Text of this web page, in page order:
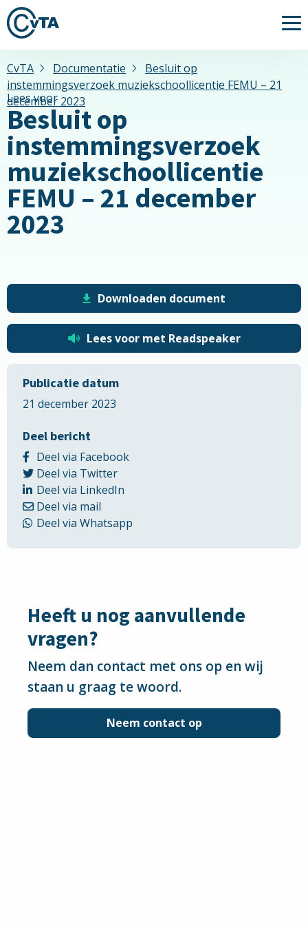
CvTA Documentatie
Besluit op
instemmingsverzoek muziekschoollicentie FEMU – 21
december 2023
Lees voor
Besluit op
instemmingsverzoek
muziekschoollicentie
FEMU – 21 december
2023
Downloaden document
Lees voor met Readspeaker
Publicatie datum
21 december 2023
Deel bericht
Deel via FacebookDelen
Deel via TwitterDelen
via
Deel via LinkedIn
LinkedIn
Deel via mail
via
Deel via Whatsapp
Heeft u nog aanvullende
vragen?
Neem dan contact met ons op en wij
staan u graag te woord.
Neem contact op